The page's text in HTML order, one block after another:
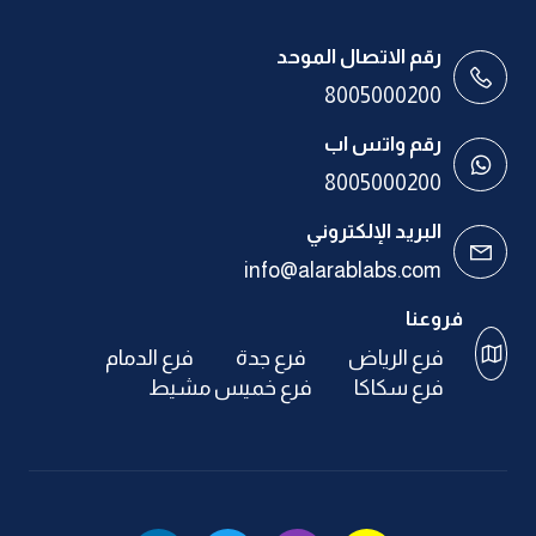
رقم الاتصال الموحد
8005000200
رقم واتس اب
8005000200
البريد الإلكتروني
info@alarablabs.com
فروعنا
فرع الرياض فرع جدة
فرع الدمام
فرع سكاكا
فرع خميس مشيط